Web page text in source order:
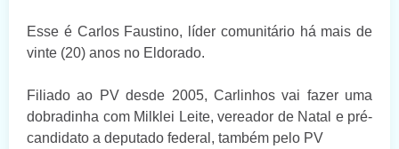
Esse é Carlos Faustino, líder comunitário há mais de
vinte (20) anos no Eldorado.
Filiado ao PV desde 2005, Carlinhos vai fazer uma
dobradinha com Milklei Leite, vereador de Natal e pré-
candidato a deputado federal, também pelo PV